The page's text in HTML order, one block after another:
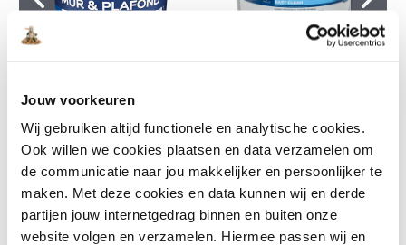
Jouw voorkeuren
Wij gebruiken altijd functionele en analytische cookies.
Ook willen we cookies plaatsen en data verzamelen om
de communicatie naar jou makkelijker en persoonlijker te
maken. Met deze cookies en data kunnen wij en derde
partijen jouw internetgedrag binnen en buiten onze
website volgen en verzamelen. Hiermee passen wij en
Levis Mur & Plafond Mat
€50,49
€32,82
RAL 1013 - Parelwit